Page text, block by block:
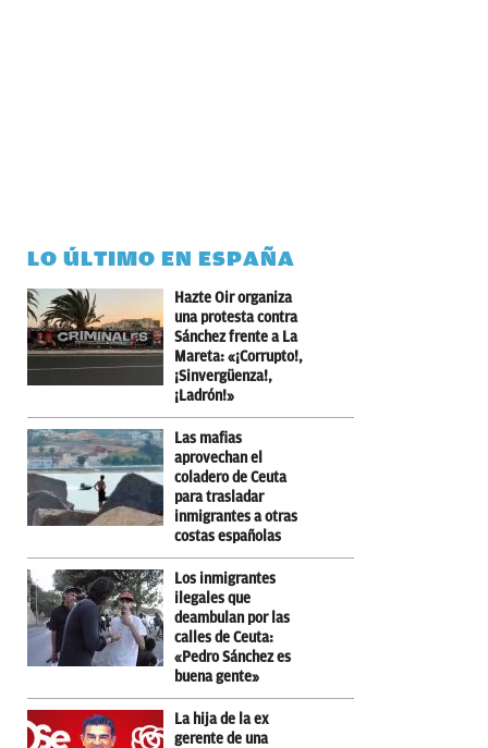
LO ÚLTIMO EN ESPAÑA
Hazte Oir organiza
una protesta contra
Sánchez frente a La
Mareta: «¡Corrupto!,
¡Sinvergüenza!,
¡Ladrón!»
Las mafias
aprovechan el
coladero de Ceuta
para trasladar
inmigrantes a otras
costas españolas
Los inmigrantes
ilegales que
deambulan por las
calles de Ceuta:
«Pedro Sánchez es
buena gente»
La hija de la ex
gerente de una